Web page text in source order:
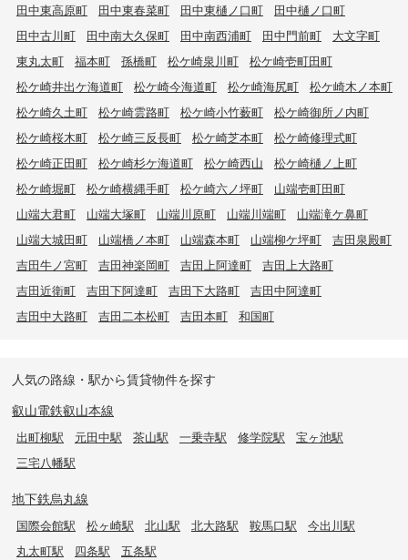
田中東高原町
田中東春菜町 田中東樋ノ口町
田中樋ノ口町
田中古川町
田中南大久保町 田中南西浦町 田中門前町
大文字町
東丸太町
福本町 孫橋町 松ケ崎泉川町
松ケ崎壱町田町
松ケ崎井出ケ海道町
松ケ崎今海道町 松ケ崎海尻町
松ケ崎木ノ本町
松ケ崎久土町
松ケ崎雲路町 松ケ崎小竹薮町
松ケ崎御所ノ内町
松ケ崎桜木町
松ケ崎三反長町 松ケ崎芝本町
松ケ崎修理式町
松ケ崎正田町
松ケ崎杉ケ海道町 松ケ崎西山
松ケ崎樋ノ上町
松ケ崎堀町
松ケ崎横縄手町 松ケ崎六ノ坪町
山端壱町田町
山端大君町
山端大塚町 山端川原町 山端川端町
山端滝ケ鼻町
山端大城田町
山端橋ノ本町 山端森本町 山端柳ケ坪町
吉田泉殿町
吉田牛ノ宮町
吉田神楽岡町 吉田上阿達町
吉田上大路町
吉田近衛町
吉田下阿達町 吉田下大路町
吉田中阿達町
吉田中大路町
吉田二本松町 吉田本町 和国町
人気の路線・駅から賃貸物件を探す
叡山電鉄叡山本線
出町柳駅 元田中駅 茶山駅 一乗寺駅 修学院駅
宝ヶ池駅
三宅八幡駅
地下鉄烏丸線
国際会館駅 松ヶ崎駅 北山駅 北大路駅 鞍馬口駅
今出川駅
丸太町駅
四条駅 五条駅